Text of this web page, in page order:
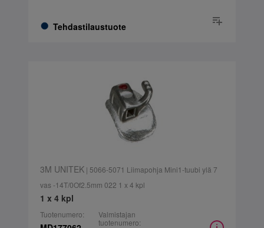
Tehdastilaustuote
3M UNITEK| 5066-5071 Liimapohja Mini1-tuubi ylä 7
vas -14T/0Of2.5mm 022 1 x 4 kpl
1 x 4 kpl
Tuotenumero:
Valmistajan
tuotenumero: